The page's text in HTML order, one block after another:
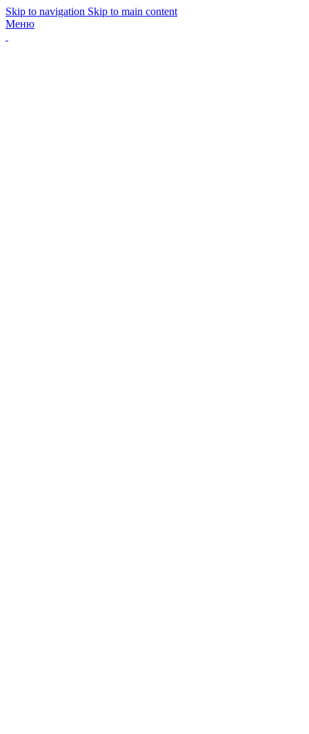
Skip to navigation Skip to main content
Меню